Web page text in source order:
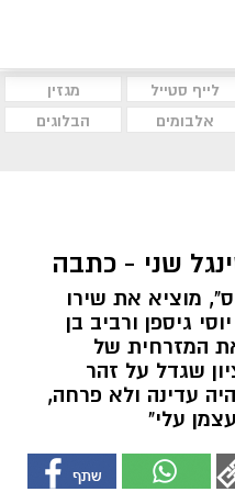
לייף סטייל
מגזין
אלבומים
הבלוגים
שני - כתבה
מוציא את שירו
גיספן ורביב בן
המזרחית של
שגדל על זהר
עדינה ולא פרחה,
עלי"